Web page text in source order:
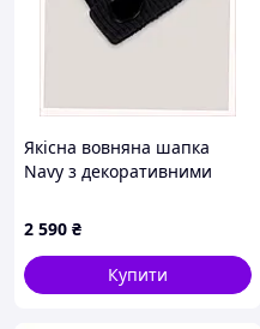
Якісна вовняна шапка
Navy з декоративними
2 590 ₴
Купити